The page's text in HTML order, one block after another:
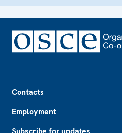
Contacts
Employment